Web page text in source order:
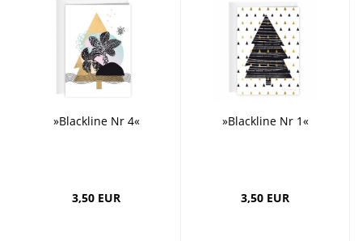
»Blackline Nr 4«
3,50 EUR
»Blackline Nr 1«
3,50 EUR